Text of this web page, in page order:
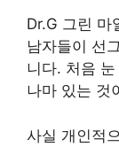
Dr.G 그린 마
남자들이 선
니다. 처음
나마 있는 것
사실 개인적